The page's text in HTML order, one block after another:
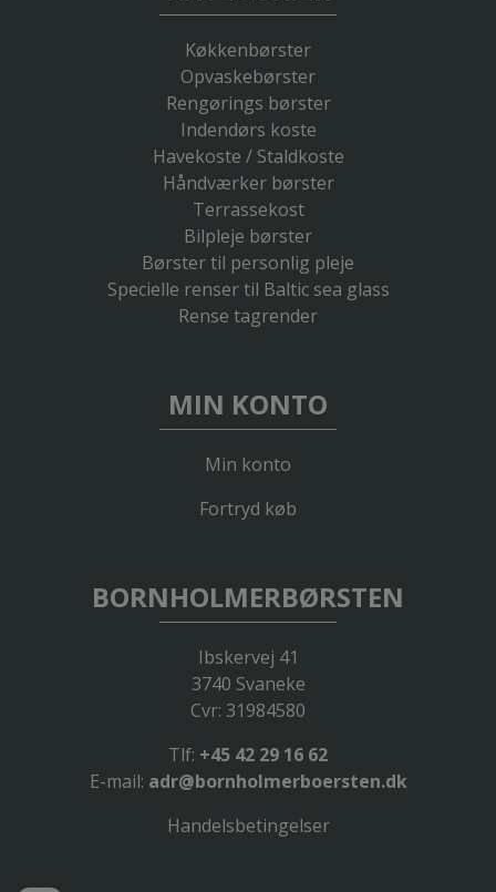
Køkkenbørster
Opvaskebørster
Rengørings børster
Indendørs koste
Havekoste / Staldkoste
Håndværker børster
Terrassekost
Bilpleje børster
Børster til personlig pleje
Specielle renser til Baltic sea glass
Rense tagrender
MIN KONTO
Min konto
Fortryd køb
BORNHOLMERBØRSTEN
Ibskervej 41
3740 Svaneke
Cvr: 31984580
Tlf: +45 42 29 16 62
E-mail: adr@bornholmerboersten.dk
Handelsbetingelser